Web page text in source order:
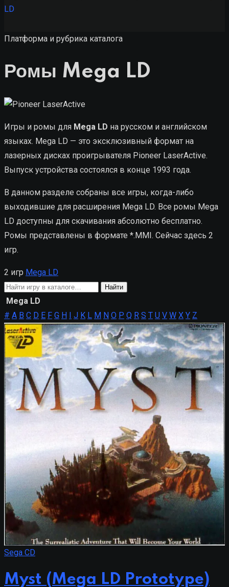
LD
Платформа и рубрика каталога
Ромы Mega LD
Игры и ромы для Mega LD на русском и английском
языках. Mega LD — это эксклюзивный формат на
лазерных дисках проигрывателя Pioneer LaserActive.
Выпуск устройства состоялся в конце 1993 года.
В данном разделе собраны все игры, когда-либо
выходившие для расширения Mega LD. Все ромы Mega
LD доступны для скачивания абсолютно бесплатно.
Ромы представлены в формате *.MMI. Сейчас здесь 2
игр.
2 игр Mega LD
Поиск
игры
Найти
Mega LD
# A B C D E F G H I J K L M N O P Q R S T U V W X Y Z
Sega CD
Myst (Mega LD Prototype)